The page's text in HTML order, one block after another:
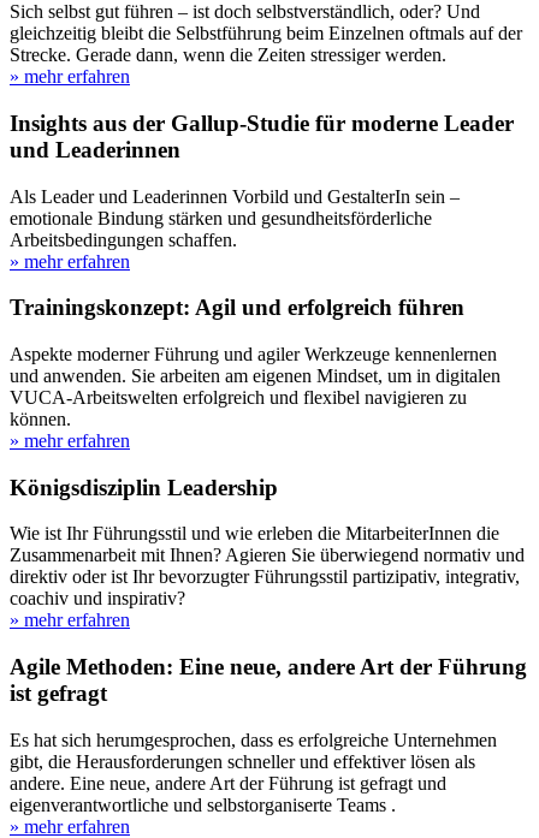
Sich selbst gut führen – ist doch selbstverständlich, oder? Und
gleichzeitig bleibt die Selbstführung beim Einzelnen oftmals auf der
Strecke. Gerade dann, wenn die Zeiten stressiger werden.
» mehr erfahren
Insights aus der Gallup-Studie für moderne Leader
und Leaderinnen
Als Leader und Leaderinnen Vorbild und GestalterIn sein –
emotionale Bindung stärken und gesundheitsförderliche
Arbeitsbedingungen schaffen.
» mehr erfahren
Trainingskonzept: Agil und erfolgreich führen
Aspekte moderner Führung und agiler Werkzeuge kennenlernen
und anwenden. Sie arbeiten am eigenen Mindset, um in digitalen
VUCA-Arbeitswelten erfolgreich und flexibel navigieren zu
können.
» mehr erfahren
Königsdisziplin Leadership
Wie ist Ihr Führungsstil und wie erleben die MitarbeiterInnen die
Zusammenarbeit mit Ihnen? Agieren Sie überwiegend normativ und
direktiv oder ist Ihr bevorzugter Führungsstil partizipativ, integrativ,
coachiv und inspirativ?
» mehr erfahren
Agile Methoden: Eine neue, andere Art der Führung
ist gefragt
Es hat sich herumgesprochen, dass es erfolgreiche Unternehmen
gibt, die Herausforderungen schneller und effektiver lösen als
andere. Eine neue, andere Art der Führung ist gefragt und
eigenverantwortliche und selbstorganiserte Teams .
» mehr erfahren